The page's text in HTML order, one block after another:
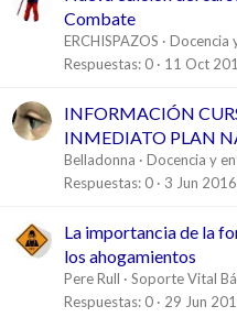
Combate
ERCHISPAZOS
Docencia
Respuestas 0 11 Oct
INFORMACIÓN
INMEDIATO PLAN
Belladonna
Docencia y
Respuestas 0 3 Jun 2016
La importancia de la
los ahogamientos
Pere Rull
Soporte Vital
Respuestas 0 29 Jun